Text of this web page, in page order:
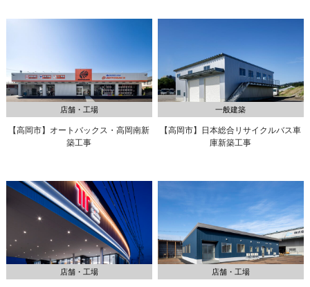
店舗・工場
【高岡市】オートバックス・高岡南新
築工事
一般建築
【高岡市】日本総合リサイクルバス車
庫新築工事
店舗・工場 店舗・工場